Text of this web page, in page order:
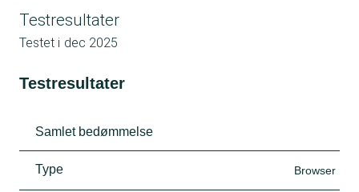
Testresultater
Testet i dec 2025
Testresultater
Samlet bedømmelse
Type Browser